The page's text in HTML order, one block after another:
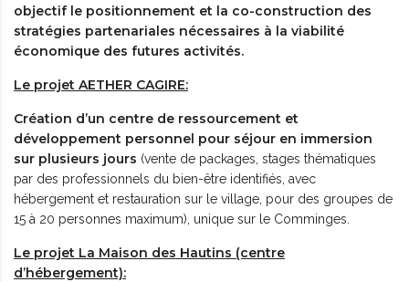
objectif le positionnement et la co-construction des
stratégies partenariales nécessaires à la viabilité
économique des futures activités.
Le projet AETHER CAGIRE:
Création d’un centre de ressourcement et
développement personnel pour séjour en immersion
sur plusieurs jours (vente de packages, stages thématiques
par des professionnels du bien-être identifiés, avec
hébergement et restauration sur le village, pour des groupes de
15 à 20 personnes maximum), unique sur le Comminges.
Le projet La Maison des Hautins (centre
d’hébergement):